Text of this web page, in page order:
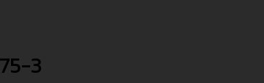
3